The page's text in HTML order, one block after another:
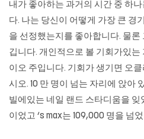
내가 좋아하는 과거의 시간 중 하
다. 나는 당신이 어떻게 가장 큰 경
을 선정했는지를 좋아합니다. 물론
깁니다. 개인적으로 볼 기회가있
이오 주입니다. 기회가 생기면 오
시오. 10 만 명이 넘는 자리에 앉아
빌에있는 네일 랜드 스타디움을
이었고 ‘s max는 109,000 명을 넘